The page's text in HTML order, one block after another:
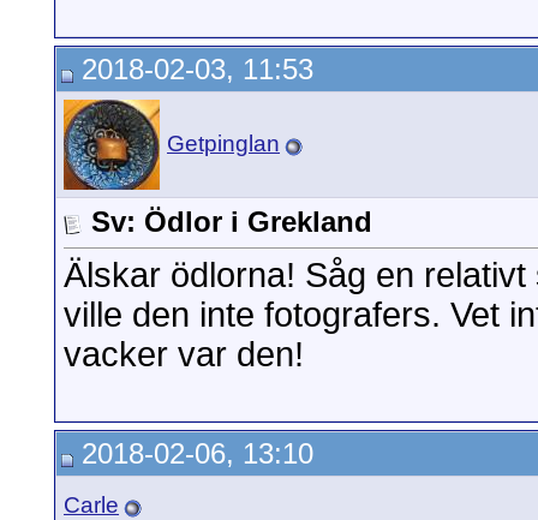
2018-02-03, 11:53
Getpinglan
Sv: Ödlor i Grekland
Älskar ödlorna! Såg en
ville den inte fotografers. Vet
vacker var den!
2018-02-06, 13:10
Carle